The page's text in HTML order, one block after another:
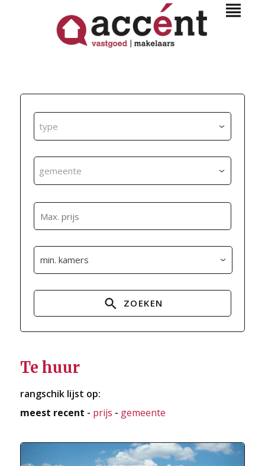
type
gemeente
ZOEKEN
Te huur
rangschik lijst op:
meest recent - prijs - gemeente